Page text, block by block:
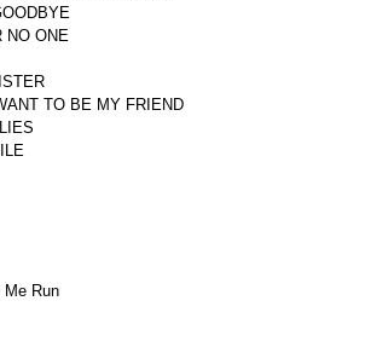
NO ONE
TO BE MY FRIEND
Run